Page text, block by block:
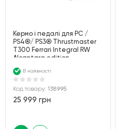
Кермо і педалі для PC /
PS4®/ PS3® Thrustmaster
T300 Ferrari Integral RW
Alcantara edition
В наявності
Код товару: 138995
25 999 грн